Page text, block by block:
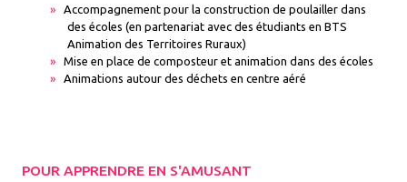
Accompagnement pour la construction de poulailler dans
des écoles (en partenariat avec des étudiants en BTS
Animation des Territoires Ruraux)
Mise en place de composteur et animation dans des écoles
Animations autour des déchets en centre aéré
POUR APPRENDRE EN S'AMUSANT